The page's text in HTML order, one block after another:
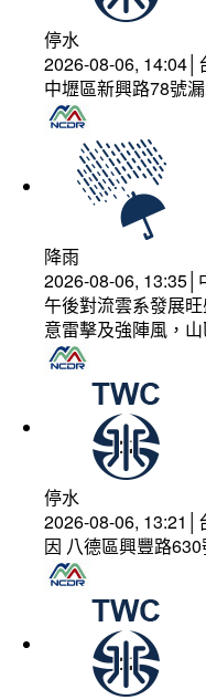
停水
2026-08-06, 14:04│
中壢區新興路78號
降雨
2026-08-06, 13:35│
午後對流雲系發展
意雷擊及強陣風，
停水
2026-08-06, 13:21│
因 八德區興豐路